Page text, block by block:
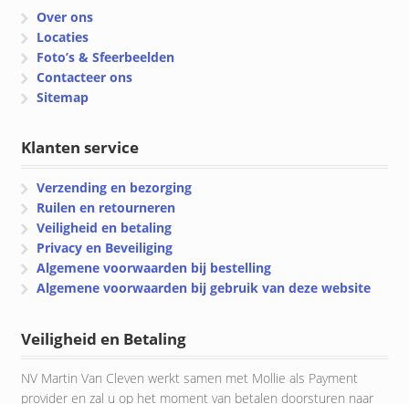
Over ons
Locaties
Foto’s & Sfeerbeelden
Contacteer ons
Sitemap
Klanten service
Verzending en bezorging
Ruilen en retourneren
Veiligheid en betaling
Privacy en Beveiliging
Algemene voorwaarden bij bestelling
Algemene voorwaarden bij gebruik van deze website
Veiligheid en Betaling
NV Martin Van Cleven werkt samen met Mollie als Payment
provider en zal u op het moment van betalen doorsturen naar